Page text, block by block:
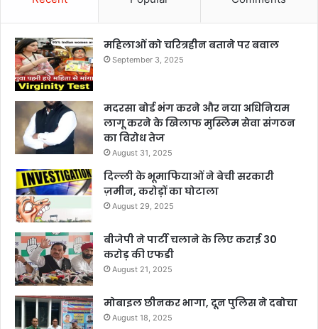
महिलाओं को चरित्रहीन बताने पर बवाल
September 3, 2025
मदरसा बोर्ड भंग करने और नया अधिनियम
लागू करने के खिलाफ मुस्लिम सेवा संगठन
का विरोध तेज
August 31, 2025
दिल्ली के भूमाफियाओं ने बेची सरकारी
ज़मीन, करोड़ों का घोटाला
August 29, 2025
बीजेपी ने पार्टी चलाने के लिए कराई 30
करोड़ की एफडी
August 21, 2025
मोबाइल छीनकर भागा, दून पुलिस ने दबोचा
August 18, 2025